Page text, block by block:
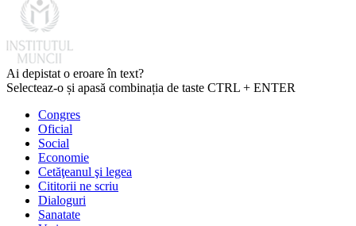
Ai depistat o eroare în text?
Selecteaz-o și apasă combinația de taste CTRL + ENTER
Congres
Oficial
Social
Economie
Cetăţeanul şi legea
Cititorii ne scriu
Dialoguri
Sanatate